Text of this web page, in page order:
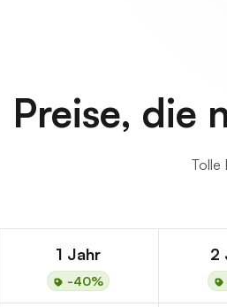
Preise, die
Tolle
1 Jahr
-40%
2